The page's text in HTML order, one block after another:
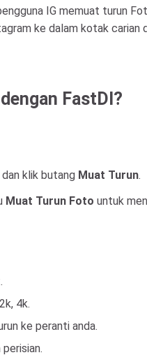
IG memuat turun
ke dalam kotak
FastDl?
klik butang Muat Turun.
Muat Turun Foto untuk
4k.
ke peranti anda.